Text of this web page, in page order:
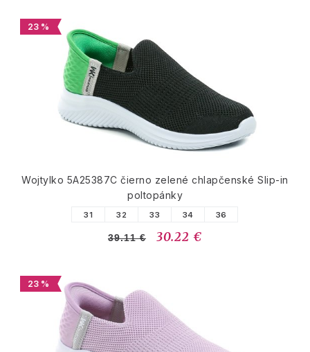
23 %
Wojtylko 5A25387C čierno zelené chlapčenské Slip-in
poltopánky
31 32 33 34 36
39.11 € 30.22 €
23 %